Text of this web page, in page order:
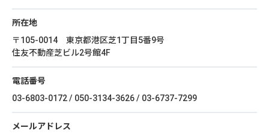
所在地
〒105-0014 東京都港区芝1丁目5番9号
住友不動産芝ビル2号館4F
電話番号
03-6803-0172 / 050-3134-3626 / 03-6737-7299
メールアドレス